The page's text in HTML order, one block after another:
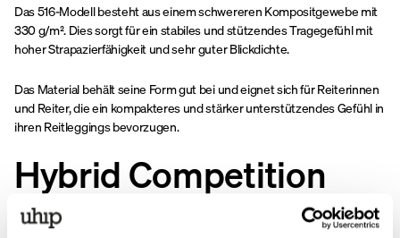
Das 516-Modell besteht aus einem schwereren Kompositgewebe mit
330 g/m². Dies sorgt für ein stabiles und stützendes Tragegefühl mit
hoher Strapazierfähigkeit und sehr guter Blickdichte.
Das Material behält seine Form gut bei und eignet sich für Reiterinnen
und Reiter, die ein kompakteres und stärker unterstützendes Gefühl in
ihren Reitleggings bevorzugen.
Hybrid Competition
Breeches – ein